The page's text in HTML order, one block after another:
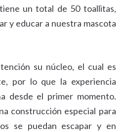
un total de 50 toallitas,
y educar a nuestra mascota
su núcleo, el cual es
por lo que la experiencia
desde el primer momento.
construcción especial para
se puedan escapar y en